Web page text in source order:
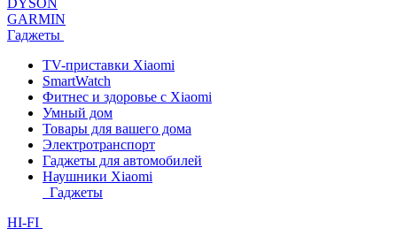
DYSON
GARMIN
Гаджеты
TV-приставки Xiaomi
SmartWatch
Фитнес и здоровье с Xiaomi
Умный дом
Товары для вашего дома
Электротранспорт
Гаджеты для автомобилей
Наушники Xiaomi
Гаджеты
HI-FI